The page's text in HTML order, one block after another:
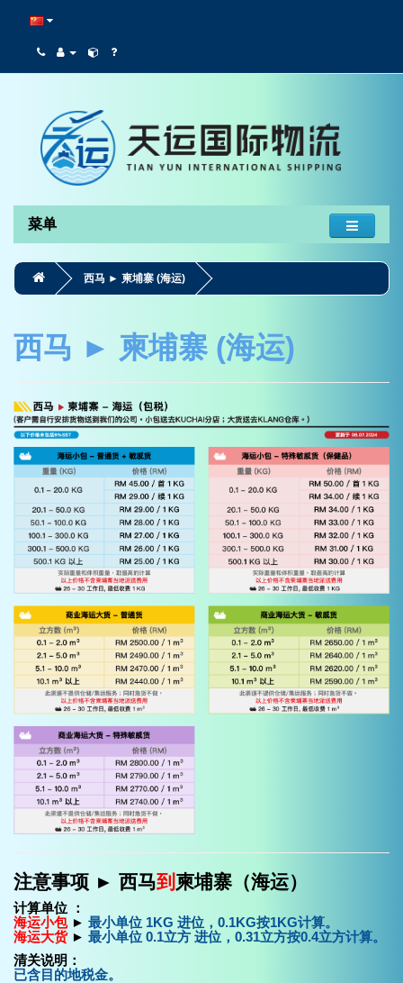
菜单
西马 ► 柬埔寨 (海运)
西马 ► 柬埔寨 (海运)
注意事项 ► 西马到 柬埔寨（海运）
计算单位 ：
海运小包 ► 最小单位 1KG 进位，0.1KG按1KG计算。
海运大货 ► 最小单位 0.1立方 进位，0.31立方按0.4立方计算。
清关说明：
已含目的地税金。